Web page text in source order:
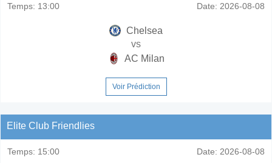
Temps: 13:00 Date: 2026-08-08
Chelsea
vs
AC Milan
Voir Prédiction
Elite Club Friendlies
Temps: 15:00 Date: 2026-08-08